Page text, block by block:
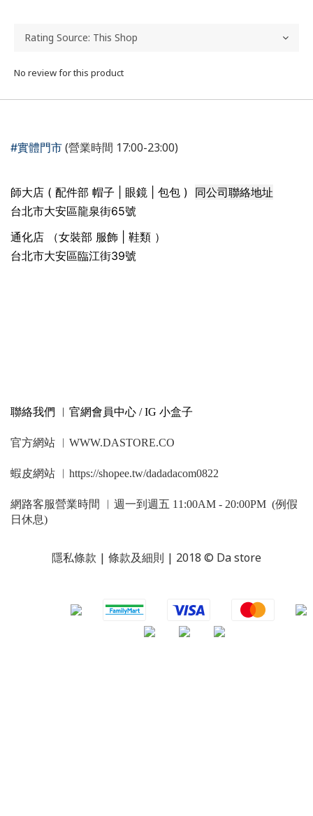
No review for this product
#實體門市 (營業時間 17:00-23:00)
師大店 ( 配件部 帽子 | 眼鏡 | 包包 ) 同公司聯絡地址
台北市大安區龍泉街65號
通化店 （女裝部 服飾 | 鞋類 ）
台北市大安區臨江街39號
聯絡我們 ︳官網會員中心 / IG 小盒子
官方網站 ︳WWW.DASTORE.CO
蝦皮網站 ︳https://shopee.tw/dadadacom0822
網路客服營業時間 ︳週一到週五 11:00AM - 20:00PM (例假
日休息)
隱私條款 | 條款及細則 | 2018 © Da store